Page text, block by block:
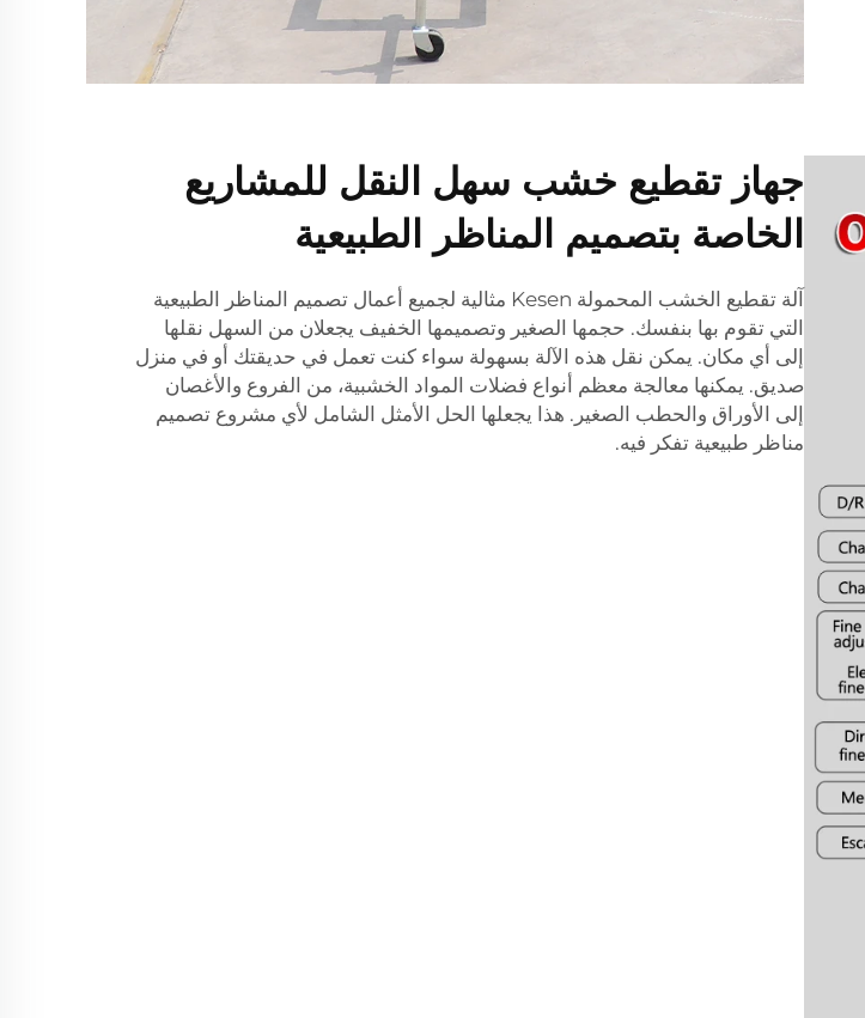
جهاز تقطيع خشب سهل النقل للمشاريع
الخاصة بتصميم المناظر الطبيعية
آلة تقطيع الخشب المحمولة Kesen مثالية لجميع أعمال تصميم المناظر الطبيعية
التي تقوم بها بنفسك. حجمها الصغير وتصميمها الخفيف يجعلان من السهل نقلها
إلى أي مكان. يمكن نقل هذه الآلة بسهولة سواء كنت تعمل في حديقتك أو في منزل
صديق. يمكنها معالجة معظم أنواع فضلات المواد الخشبية، من الفروع والأغصان
إلى الأوراق والحطب الصغير. هذا يجعلها الحل الأمثل الشامل لأي مشروع تصميم
مناظر طبيعية تفكر فيه.